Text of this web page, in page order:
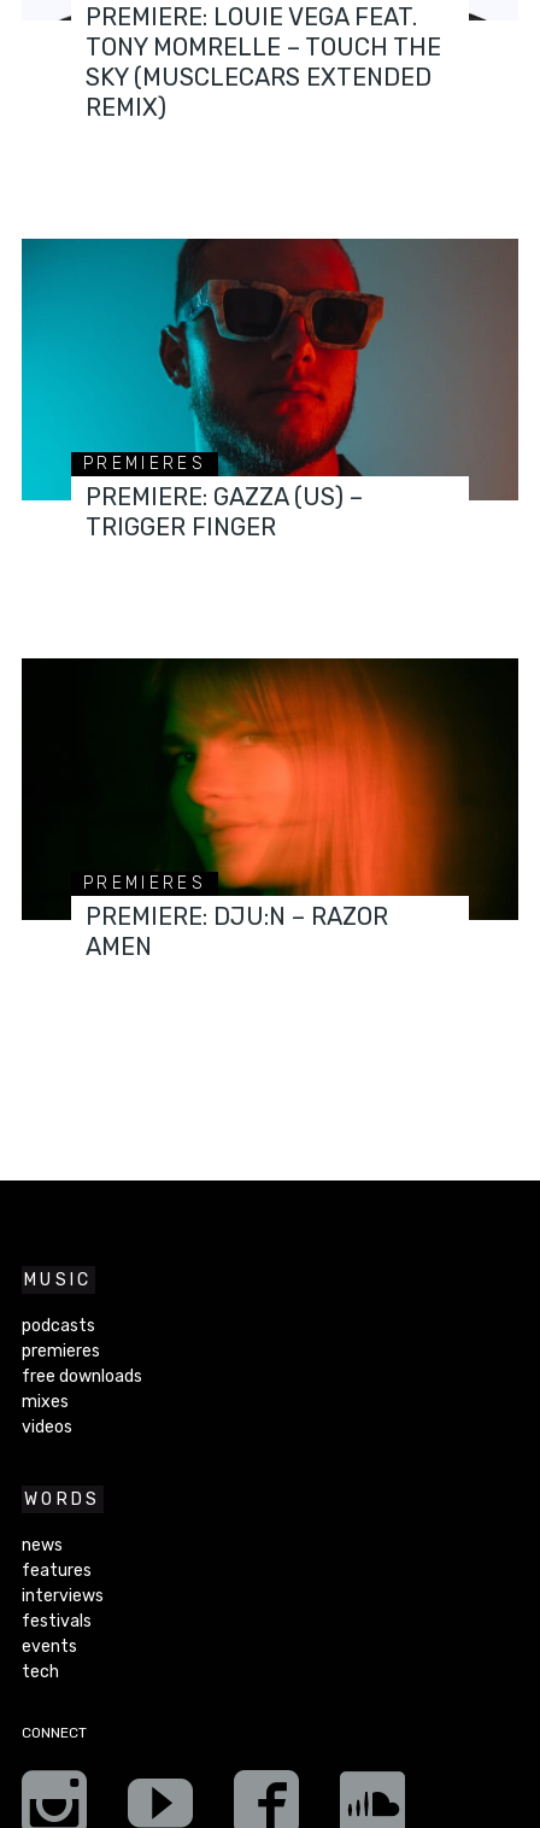
PREMIERE: LOUIE VEGA FEAT.
TONY MOMRELLE – TOUCH THE
SKY (MUSCLECARS EXTENDED
REMIX)
PREMIERES
PREMIERE: GAZZA (US) –
TRIGGER FINGER
PREMIERES
PREMIERE: DJU:N – RAZOR
AMEN
MUSIC
podcasts
premieres
free downloads
mixes
videos
WORDS
news
features
interviews
festivals
events
tech
CONNECT